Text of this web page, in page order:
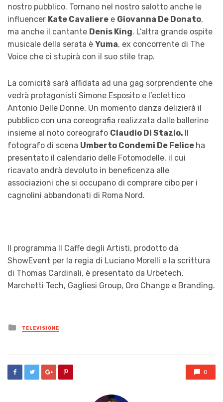
nostro pubblico. Tornano nel nostro salotto anche le
influencer Kate Cavaliere e Giovanna De Donato,
ma anche il cantante Denis King. L’altra grande ospite
musicale della serata è Yuma, ex concorrente di The
Voice che ci stupirà con il suo stile trap.
La comicità sarà affidata ad una gag sorprendente che
vedrà protagonisti Simone Esposito e l’eclettico
Antonio Delle Donne. Un momento danza delizierà il
pubblico con una coreografia realizzata dalle ballerine
insieme al noto coreografo Claudio Di Stazio.
fotografo di scena Umberto Condemi De Felice ha
presentato il calendario delle Fotomodelle, il cui
ricavato andrà devoluto in beneficenza alle
associazioni che si occupano di comprare cibo per i
cagnolini abbandonati di Roma Nord.
Il programma Il Caffe degli Artisti, prodotto da
ShowEvent per la regia di Luciano Morelli e la scrittura
di Thomas Cardinali, è presentato da Urbetech,
Marchetti Tech, Gagliesi Group, Oro Change e Branding.
Posted
in
TELEVISIONE
0